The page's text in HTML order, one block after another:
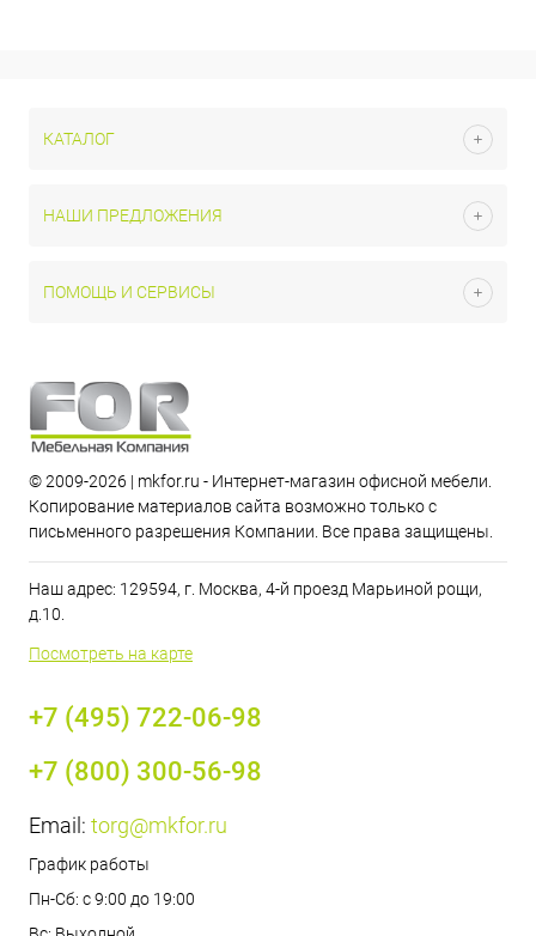
КАТАЛОГ
НАШИ ПРЕДЛОЖЕНИЯ
ПОМОЩЬ И СЕРВИСЫ
© 2009-2026 | mkfor.ru - Интернет-магазин офисной мебели.
Копирование материалов сайта возможно только с
письменного разрешения Компании. Все права защищены.
Наш адрес: 129594, г. Москва, 4-й проезд Марьиной рощи,
д.10.
Посмотреть на карте
+7 (495) 722-06-98
+7 (800) 300-56-98
Email: torg@mkfor.ru
График работы
Пн-Сб: с 9:00 до 19:00